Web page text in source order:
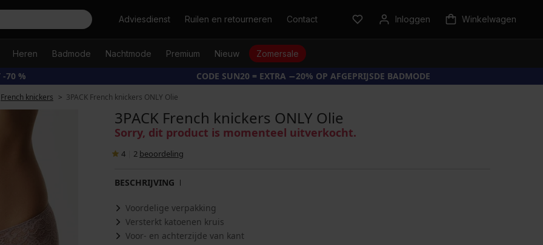
ZoekenAdviesdienst Ruilen en retourneren Contact Inloggen Winkelwagen
Heren Badmode Nachtmode Premium Nieuw Zomersale
-70 % CODE SUN20 = EXTRA −20% OP AFGEPRIJSDE BADMODE
French knickers 3PACK French knickers ONLY Olie
3PACK French knickers ONLY Olie
Sorry, dit product is momenteel uitverkocht.
4 2 beoordeling
BESCHRIJVING
Voordelige verpakking
Versterkt katoenen kruis
Voor- en achterzijde van kant